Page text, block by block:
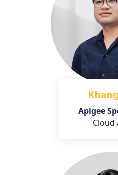
Apigee
Cloud